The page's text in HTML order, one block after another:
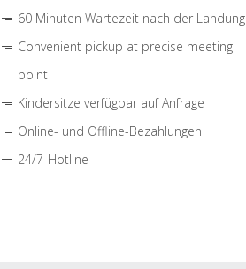
60 Minuten Wartezeit nach der Landung
Convenient pickup at precise meeting
point
Kindersitze verfügbar auf Anfrage
Online- und Offline-Bezahlungen
24/7-Hotline